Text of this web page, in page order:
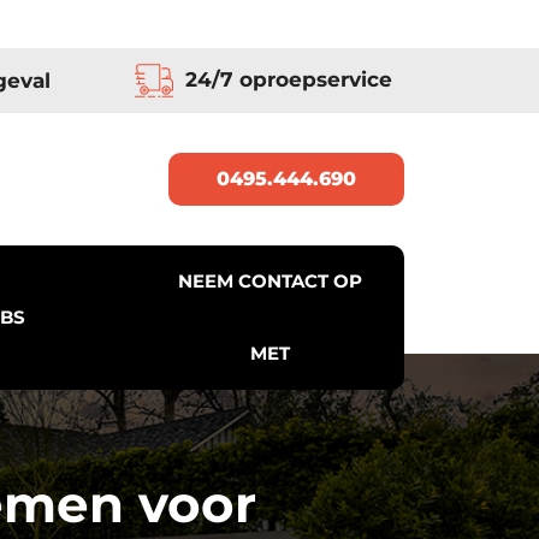
0495.444.690
24/7 oproepservice
NEEM CONTACT OP
MET
voor